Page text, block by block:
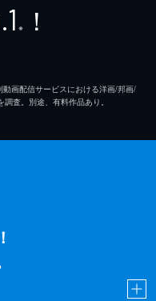
※ ！
画配信サービスにおける洋画/邦画/
査。別途、有料作品あり。